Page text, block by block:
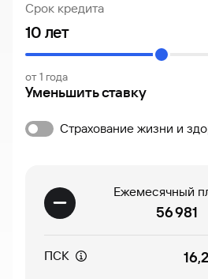
Срок кредита
от 1 года
Уменьшить ставку
Страхование жизни и
Ежемесячный
56 981
ПСК